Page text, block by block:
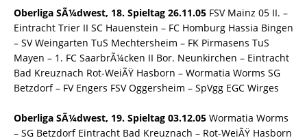
Oberliga SÃ¼dwest, 18. Spieltag 26.11.05 FSV Mainz 05 II. –
Eintracht Trier II SC Hauenstein – FC Homburg Hassia Bingen
– SV Weingarten TuS Mechtersheim – FK Pirmasens TuS
Mayen – 1. FC SaarbrÃ¼cken II Bor. Neunkirchen – Eintracht
Bad Kreuznach Rot-WeiÃŸ Hasborn – Wormatia Worms SG
Betzdorf – FV Engers FSV Oggersheim – SpVgg EGC Wirges
Oberliga SÃ¼dwest, 19. Spieltag 03.12.05 Wormatia Worms
– SG Betzdorf Eintracht Bad Kreuznach – Rot-WeiÃŸ Hasborn